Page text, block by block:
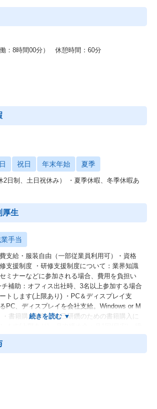
：8時間00分） 休憩時間：60分
祝日 年末年始 夏季
2日制、土日祝休み） ・夏季休暇、冬季休暇あ
厚生
手当
支給・服装自由（一部従業員利用可）・資格
支援制度 ・研修支援制度について：業界知識
ミナーなどに参加される場合、費用を負担い
補助：オフィス出社時、3名以上参加する場合
トします(上限あり) ・PC＆ディスプレイ支
PC、ディスプレイを会社支給。Windows or M
書籍購入補助：自己研鑽のための書籍購入に
で食事会を実施します。